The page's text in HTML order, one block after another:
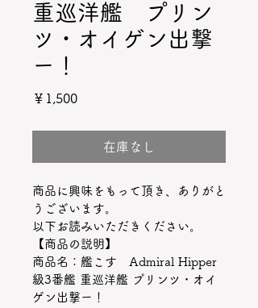
重巡洋艦 プリン
ツ・オイゲン出撃
ー！
￥1,500価
在庫なし
商品に興味をもって頂き、ありがと
うございます。
以下お読みいただきください。
【商品の説明】
商品名：艦こす　Admiral Hipper
級3番艦 重巡洋艦 プリンツ・オイ
ゲン出撃ー！